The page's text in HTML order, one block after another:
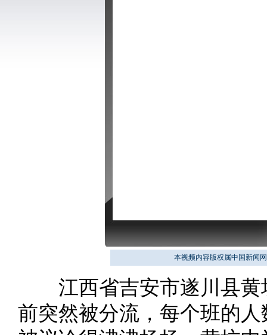
本视频内容版权属中国新闻
江西省吉安市遂川县黄
前突然被分流，每个班的